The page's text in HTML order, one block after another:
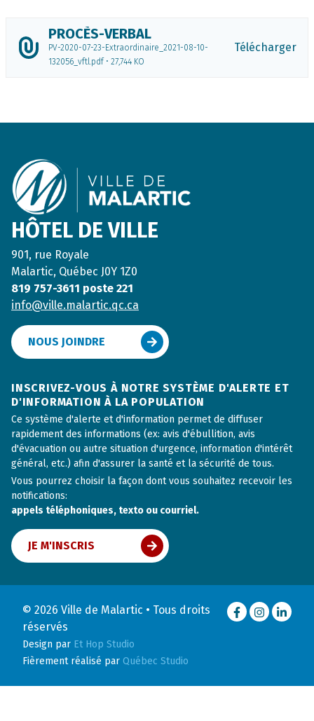
PROCÈS-VERBAL
PV-2020-07-23-Extraordinaire_2021-08-10-
132056_vftl.pdf • 27,744 KO
Télécharger
HÔTEL DE VILLE
901, rue Royale
Malartic, Québec J0Y 1Z0
819 757-3611 poste 221
info@ville.malartic.qc.ca
NOUS JOINDRE
INSCRIVEZ-VOUS À NOTRE SYSTÈME D'ALERTE ET
D'INFORMATION À LA POPULATION
Ce système d'alerte et d'information permet de diffuser
rapidement des informations (ex: avis d'ébullition, avis
d'évacuation ou autre situation d'urgence, information d'intérêt
général, etc.) afin d'assurer la santé et la sécurité de tous.
Vous pourrez choisir la façon dont vous souhaitez recevoir les
notifications:
appels téléphoniques, texto ou courriel.
JE M'INSCRIS
© 2026 Ville de Malartic • Tous droits
réservés
Design par Et Hop Studio
Fièrement réalisé par Québec Studio
Facebook
Instagram